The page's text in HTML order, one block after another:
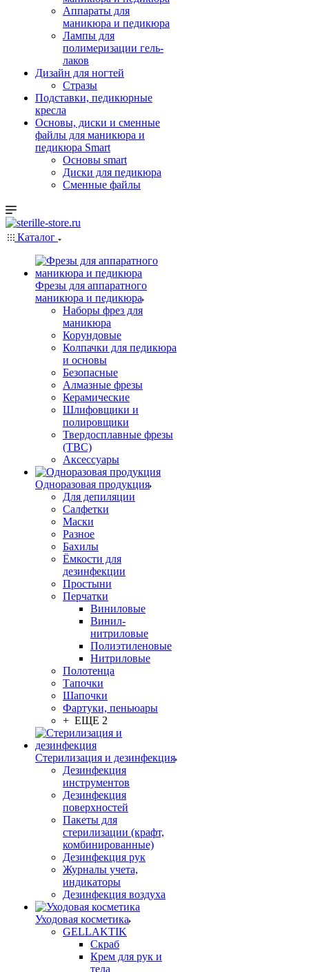
Аппараты для
маникюра и педикюра
Лампы для
полимеризации гель-
лаков
Дизайн для ногтей
Стразы
Подставки, педикюрные
кресла
Основы, диски и сменные
файлы для маникюра и
педикюра Smart
Основы smart
Диски для педикюра
Сменные файлы
Каталог
Фрезы для аппаратного
маникюра и педикюра
Наборы фрез для
маникюра
Корундовые
Колпачки для педикюра
и основы
Безопасные
Алмазные фрезы
Керамические
Шлифовщики и
полировщики
Твердосплавные фрезы
(ТВС)
Аксессуары
Одноразовая продукция
Для депиляции
Салфетки
Маски
Разное
Бахилы
Ёмкости для
дезинфекции
Простыни
Перчатки
Виниловые
Винил-
нитриловые
Полиэтиленовые
Нитриловые
Полотенца
Тапочки
Шапочки
Фартуки, пеньюары
+ ЕЩЕ 2
Стерилизация и дезинфекция
Дезинфекция
инструментов
Дезинфекция
поверхностей
Пакеты для
стерилизации (крафт,
комбинированные)
Дезинфекция рук
Журналы учета,
индикаторы
Дезинфекция воздуха
Уходовая косметика
GELLAKTIK
Скраб
Крем для рук и
тела